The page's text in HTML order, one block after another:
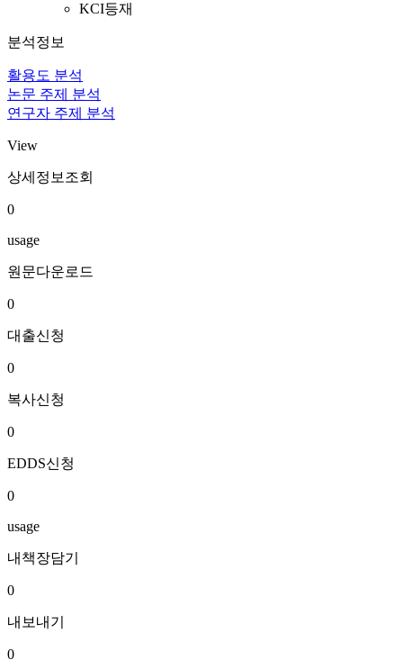
KCI등재
분석정보
활용도 분석
논문 주제 분석
연구자 주제 분석
View
상세정보조회
0
usage
원문다운로드
0
대출신청
0
복사신청
0
EDDS신청
0
usage
내책장담기
0
내보내기
0